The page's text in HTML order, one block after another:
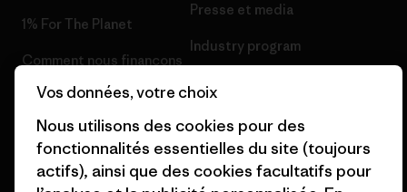
1% For The Planet
Comment nous finançons
Cartes cadeaux
Nos magasins
Presse et media
Industry program
Programme d’affiliation
Patagonia Suisse Plan du site
Vos données, votre choix
Nous utilisons des cookies pour des
fonctionnalités essentielles du site (toujours
actifs), ainsi que des cookies facultatifs pour